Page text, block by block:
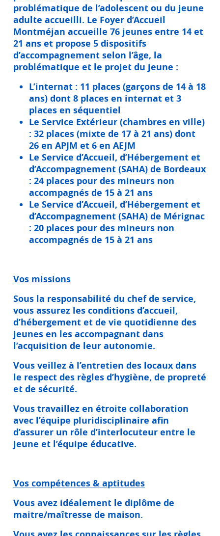
problématique de l’adolescent ou du jeune
adulte accueilli. Le Foyer d’Accueil
Montméjan accueille 76 jeunes entre 14 et
21 ans et propose 5 dispositifs
d’accompagnement selon l’âge, la
problématique et le projet du jeune :
L’internat : 11 places (garçons de 14 à 18
ans) dont 8 places en internat et 3
places en séquentiel
Le Service Extérieur (chambres en ville)
: 32 places (mixte de 17 à 21 ans) dont
26 en APJM et 6 en AEJM
Le Service d’Accueil, d’Hébergement et
d’Accompagnement (SAHA) de Bordeaux
: 24 places pour des mineurs non
accompagnés de 15 à 21 ans
Le Service d’Accueil, d’Hébergement et
d’Accompagnement (SAHA) de Mérignac
: 20 places pour des mineurs non
accompagnés de 15 à 21 ans
Vos missions
Sous la responsabilité du chef de service,
vous assurez les conditions d’accueil,
d’hébergement et de vie quotidienne des
jeunes en les accompagnant dans
l’acquisition de leur autonomie.
Vous veillez à l’entretien des locaux dans
le respect des règles d’hygiène, de propreté
et de sécurité.
Vous travaillez en étroite collaboration
avec l’équipe pluridisciplinaire afin
d’assurer un rôle d’interlocuteur entre le
jeune et l’équipe éducative.
Vos compétences & aptitudes
Vous avez idéalement le diplôme de
maitre/maîtresse de maison.